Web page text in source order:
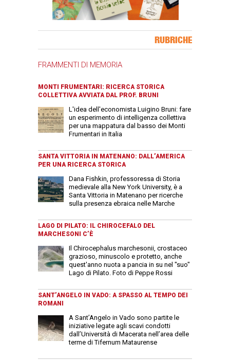
RUBRICHE
FRAMMENTI DI MEMORIA
MONTI FRUMENTARI: RICERCA STORICA
COLLETTIVA AVVIATA DAL PROF. BRUNI
L'idea dell'economista Luigino Bruni: fare
un esperimento di intelligenza collettiva
per una mappatura dal basso dei Monti
Frumentari in Italia
SANTA VITTORIA IN MATENANO: DALL’AMERICA
PER UNA RICERCA STORICA
Dana Fishkin, professoressa di Storia
medievale alla New York University, è a
Santa Vittoria in Matenano per ricerche
sulla presenza ebraica nelle Marche
LAGO DI PILATO: IL CHIROCEFALO DEL
MARCHESONI C’È
Il Chirocephalus marchesonii, crostaceo
grazioso, minuscolo e protetto, anche
quest'anno nuota a pancia in su nel "suo"
Lago di Pilato. Foto di Peppe Rossi
SANT’ANGELO IN VADO: A SPASSO AL TEMPO DEI
ROMANI
A Sant’Angelo in Vado sono partite le
iniziative legate agli scavi condotti
dall’Università di Macerata nell’area delle
terme di Tifernum Mataurense